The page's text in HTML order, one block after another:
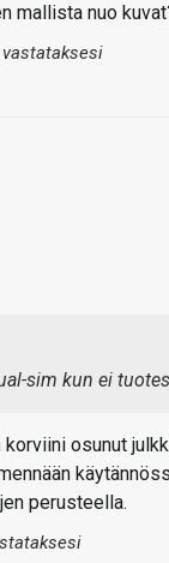
mallista nuo
sim kun ei
korviini osunut
perusteella.